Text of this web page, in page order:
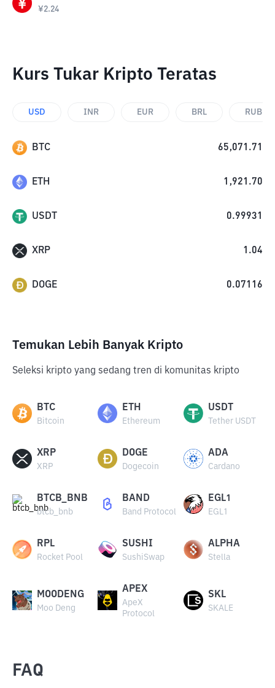
¥2.24
Kurs Tukar Kripto Teratas
USD INR EUR BRL RUB
BTC 65,071.71
ETH 1,921.70
USDT 0.99931
XRP 1.04
DOGE 0.07116
Temukan Lebih Banyak Kripto
Seleksi kripto yang sedang tren di komunitas kripto
BTC
Bitcoin
ETH
Ethereum
USDT
Tether USDT
XRP
XRP
DOGE
Dogecoin
ADA
Cardano
BTCB_BNB
btcb_bnb
BAND
Band Protocol
EGL1
EGL1
RPL
Rocket Pool
SUSHI
SushiSwap
ALPHA
Stella
MOODENG
Moo Deng
APEX
ApeX
Protocol
SKL
SKALE
FAQ